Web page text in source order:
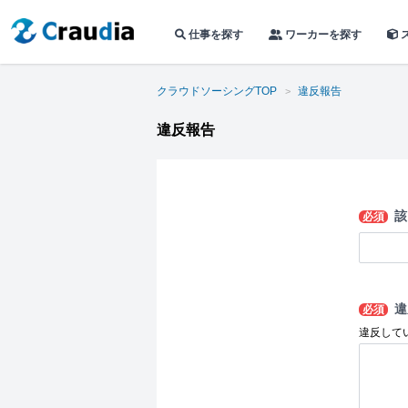
仕事を探す ワーカーを探す
クラウドソーシングTOP 違反報告
違反報告
必須
必須
違反して